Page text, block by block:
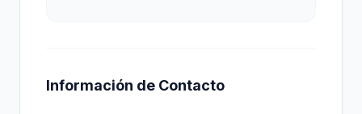
Información de Contacto